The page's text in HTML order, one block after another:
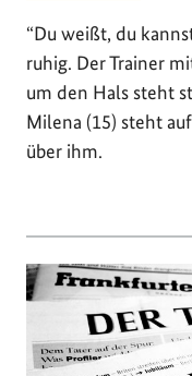
“Du weißt, du
ruhig. Der Trainer
um den Hals steht
Milena (15) steht
über ihm.